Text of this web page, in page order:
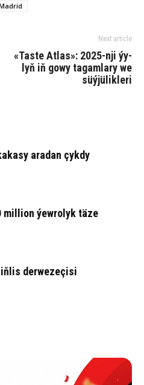
Next article
«Tas­te At­las»: 2025-nji ýy­
lyň iň go­wy ta­gam­la­ry we
süý­jü­lik­le­ri
aradan çykdy
million ýewrolyk täze
iňlis derwezeçisi